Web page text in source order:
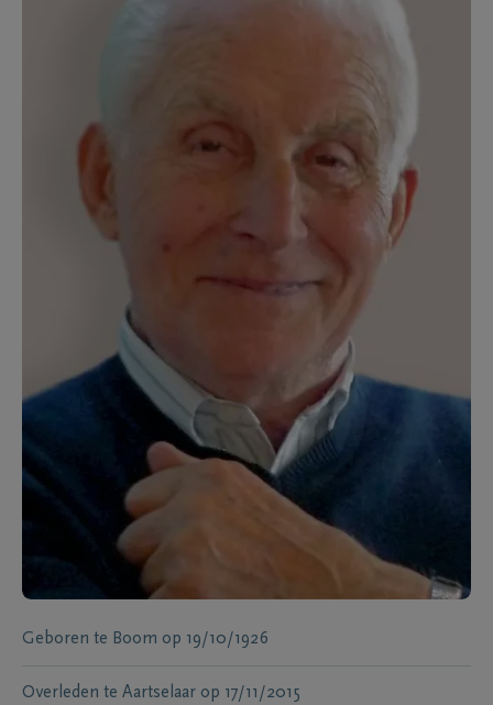
Geboren te Boom op 19/10/1926
Overleden te Aartselaar op 17/11/2015